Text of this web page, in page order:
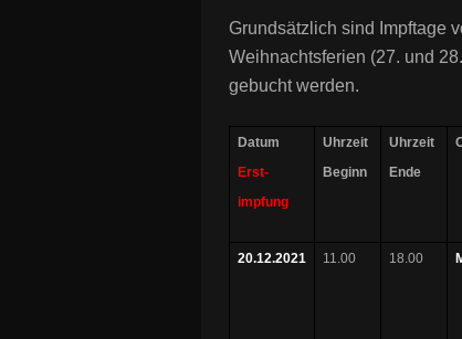
Grundsätzlich sind Impftage
Weihnachtsferien (27. und
gebucht werden.
Datum
Erst-
impfung
Uhrzeit
Beginn
Uhrzeit
Ende
20.12.2021 11.00 18.00